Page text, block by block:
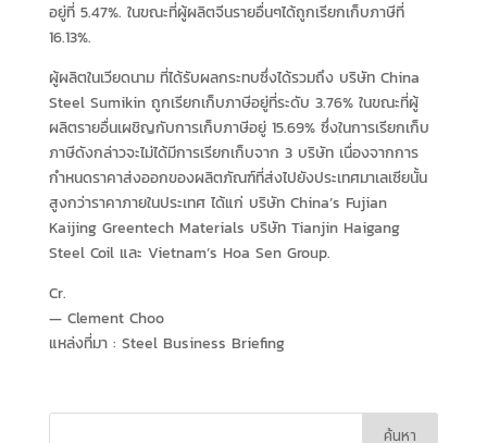
อยู่ที่ 5.47%. ในขณะที่ผู้ผลิตจีนรายอื่นๆได้ถูกเรียกเก็บภาษีที่
16.13%.
ผู้ผลิตในเวียดนาม ที่ได้รับผลกระทบซึ่งได้รวมถึง บริษัท China
Steel Sumikin ถูกเรียกเก็บภาษีอยู่ที่ระดับ 3.76% ในขณะที่ผู้
ผลิตรายอื่นเผชิญกับการเก็บภาษีอยู่ 15.69% ซึ่งในการเรียกเก็บ
ภาษีดังกล่าวจะไม่ได้มีการเรียกเก็บจาก 3 บริษัท เนื่องจากการ
กำหนดราคาส่งออกของผลิตภัณฑ์ที่ส่งไปยังประเทศมาเลเซียนั้น
สูงกว่าราคาภายในประเทศ ได้แก่ บริษัท China’s Fujian
Kaijing Greentech Materials บริษัท Tianjin Haigang
Steel Coil และ Vietnam’s Hoa Sen Group.
Cr.
— Clement Choo
แหล่งที่มา : Steel Business Briefing